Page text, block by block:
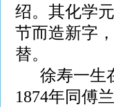
绍。其化学
节而造新字
替。
徐寿一生
1874年同傅